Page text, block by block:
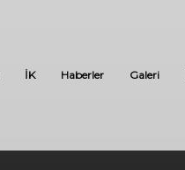
İK Haberler Galeri